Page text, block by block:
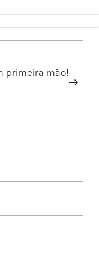
primeira mão!